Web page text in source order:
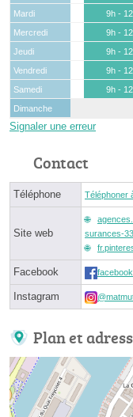
Mardi
9h -
Mercredi
9h -
Jeudi
9h -
Vendredi
9h -
Samedi
9h -
Dimanche
Signaler une erreur
Contact
Téléphone Téléphoner
Site web
surances-
Facebook
Instagram
Plan et